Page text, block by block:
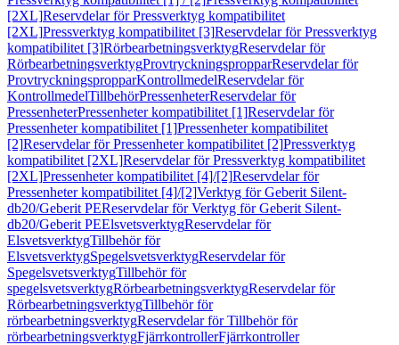
[2XL]Reservdelar för Pressverktyg kompatibilitet
[2XL]Pressverktyg kompatibilitet [3]Reservdelar för Pressverktyg
kompatibilitet [3]RörbearbetningsverktygReservdelar för
RörbearbetningsverktygProvtryckningspropparReservdelar för
ProvtryckningspropparKontrollmedelReservdelar för
KontrollmedelTillbehörPressenheterReservdelar för
PressenheterPressenheter kompatibilitet [1]Reservdelar för
Pressenheter kompatibilitet [1]Pressenheter kompatibilitet
[2]Reservdelar för Pressenheter kompatibilitet [2]Pressverktyg
kompatibilitet [2XL]Reservdelar för Pressverktyg kompatibilitet
[2XL]Pressenheter kompatibilitet [4]/[2]Reservdelar för
Pressenheter kompatibilitet [4]/[2]Verktyg för Geberit Silent-
db20/Geberit PEReservdelar för Verktyg för Geberit Silent-
db20/Geberit PEElsvetsverktygReservdelar för
ElsvetsverktygTillbehör för
ElsvetsverktygSpegelsvetsverktygReservdelar för
SpegelsvetsverktygTillbehör för
spegelsvetsverktygRörbearbetningsverktygReservdelar för
RörbearbetningsverktygTillbehör för
rörbearbetningsverktygReservdelar för Tillbehör för
rörbearbetningsverktygFjärrkontrollerFjärrkontroller